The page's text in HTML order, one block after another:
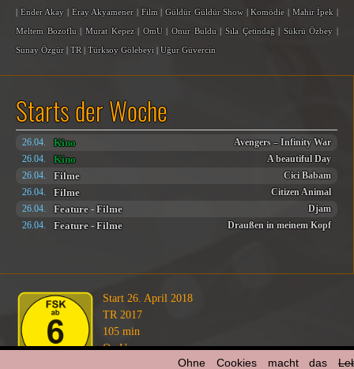
Starts der Woche
Avengers – Infinity War
Kino
26.04.
A beautiful Day
Kino
26.04.
Cici Babam
Filme
26.04.
Citizen Animal
Filme
26.04.
Djam
Feature-Filme
26.04.
Draußen in meinem Kopf
Feature - Filme
26.04.
| Ender Akay | Eray Akyamener | Film|Güldür Güldür Show |Komödie | Mahir İpek |
Meltem Bozoflu| Murat Kepez|OmU|Onur Buldu| Sıla Çetindağ| Sükrü Özbey |
Sunay Özgür |TR |Türksoy Gölebeyi | Uğur Güvercin
Start 26. April 2018
TR 2017
105 min
OmU
Ohne Cookies macht das